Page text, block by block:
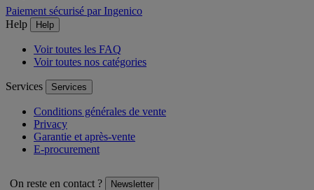
Paiement sécurisé par Ingenico
Help
Help
Voir toutes les FAQ
Voir toutes nos catégories
Services Services
Conditions générales de vente
Privacy
Garantie et après-vente
E-procurement
On reste en contact ? Newsletter